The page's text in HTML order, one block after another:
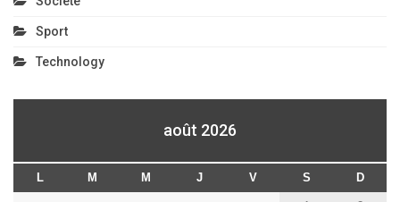
Sport
Technology
août 2026
L M M J V S D